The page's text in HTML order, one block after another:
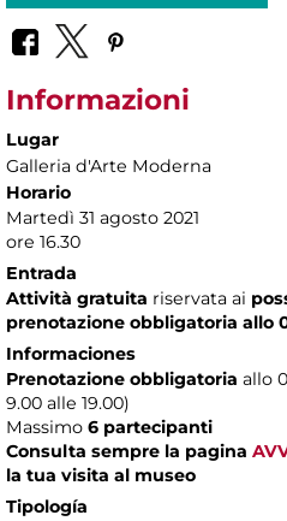
Informazioni
Lugar
Galleria d'Arte Moderna
Horario
Martedì 31 agosto 2021
ore 16.30
Entrada
Attività gratuita riservata ai
prenotazione obbligatoria allo
Informaciones
Prenotazione obbligatoria allo
9.00 alle 19.00)
Massimo 6 partecipanti
Consulta sempre la pagina
la tua visita al museo
Tipología